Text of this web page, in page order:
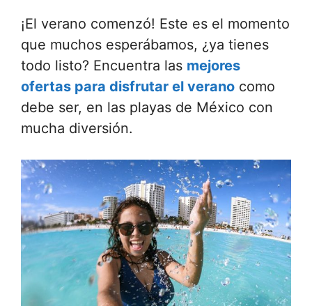
¡El verano comenzó! Este es el momento
que muchos esperábamos, ¿ya tienes
todo listo? Encuentra las mejores
ofertas para disfrutar el verano como
debe ser, en las playas de México con
mucha diversión.